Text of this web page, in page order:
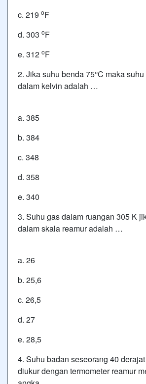
c. 219 oF
d. 303 oF
e. 312 oF
2. Jika suhu benda 75°C maka
dalam kelvin adalah …
a. 385
b. 384
c. 348
d. 358
e. 340
3. Suhu gas dalam ruangan 305 K
dalam skala reamur adalah …
a. 26
b. 25,6
c. 26,5
d. 27
e. 28,5
4. Suhu badan seseorang 40
diukur dengan termometer reamur